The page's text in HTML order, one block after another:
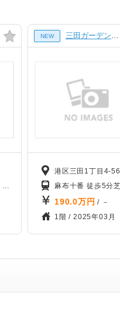
三田 徒歩10分「ゆりかも
NEW 三田ガーデンヒルズ ヴィラ[102号室]
港区三田1丁目4-56
麻布十番 徒歩5分芝公
190.0万円 / －
1階 / 2025年03月